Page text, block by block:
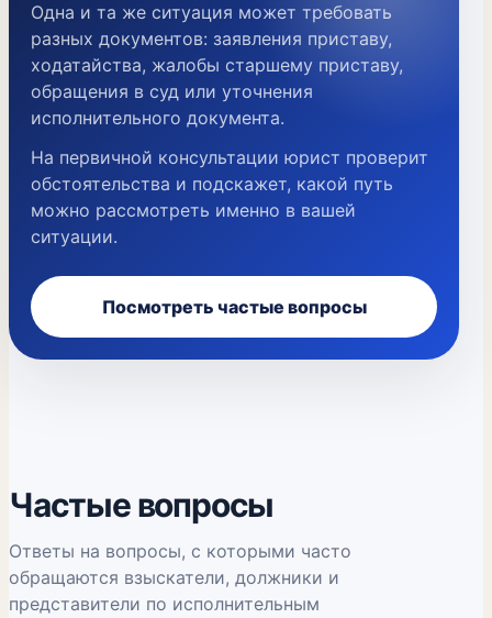
Одна и та же ситуация может требовать
разных документов: заявления приставу,
ходатайства, жалобы старшему приставу,
обращения в суд или уточнения
исполнительного документа.
На первичной консультации юрист проверит
обстоятельства и подскажет, какой путь
можно рассмотреть именно в вашей
ситуации.
Посмотреть частые вопросы
Частые вопросы
Ответы на вопросы, с которыми часто
обращаются взыскатели, должники и
представители по исполнительным